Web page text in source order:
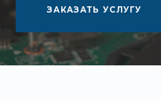
ЗАКАЗАТЬ УСЛУГУ